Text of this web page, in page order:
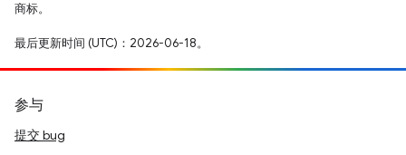
商标。
最后更新时间 (UTC)：2026-06-18。
参与
提交 bug